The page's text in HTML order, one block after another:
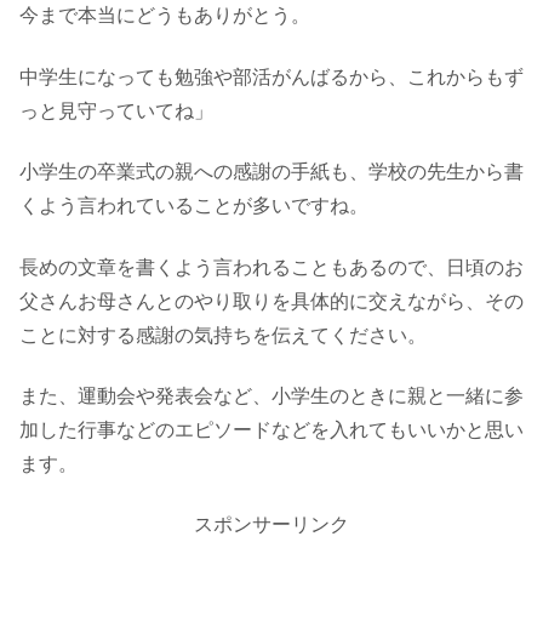
今まで本当にどうもありがとう。
中学生になっても勉強や部活がんばるから、これからもず
っと見守っていてね」
小学生の卒業式の親への感謝の手紙も、学校の先生から書
くよう言われていることが多いですね。
長めの文章を書くよう言われることもあるので、日頃のお
父さんお母さんとのやり取りを具体的に交えながら、その
ことに対する感謝の気持ちを伝えてください。
また、運動会や発表会など、小学生のときに親と一緒に参
加した行事などのエピソードなどを入れてもいいかと思い
ます。
スポンサーリンク